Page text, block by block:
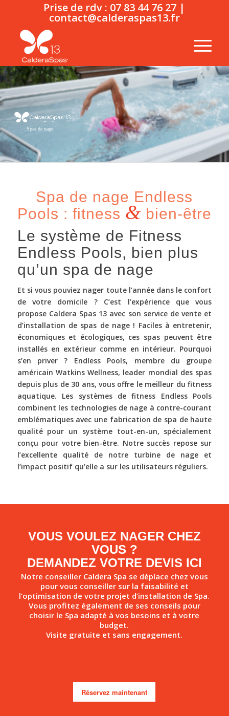
Prise de rdv : 07 83 44 76 27 |
contact@calderaspas13.fr
Spas de nage
Spa de nage Endless
Pools : fitness & bien-être
Le système de Fitness
Endless Pools, bien plus
qu’un spa de nage
Et si vous pouviez nager toute l’année dans le confort
de votre domicile ? C’est l’expérience que vous
propose Caldera Spas 13 avec son service de vente et
d’installation de spas de nage ! Faciles à entretenir,
économiques et écologiques, ces spas peuvent être
installés en extérieur comme en intérieur. Pourquoi
s’en priver ? Endless Pools, membre du groupe
américain Watkins Wellness, leader mondial des spas
depuis plus de 30 ans, vous offre le meilleur du fitness
aquatique. Les systèmes de fitness Endless Pools
combinent les technologies de nage à contre-courant
emblématiques avec une fabrication de spa de haute
qualité pour un système tout-en-un, spécialement
conçu pour votre bien-être. Notre succès repose sur
l’excellente qualité de notre turbine de nage et
l’impact positif qu’elle a sur les utilisateurs réguliers.
VOUS VOULEZ NAGER CHEZ
VOUS ?
DEMANDEZ VOTRE DEVIS ICI
Notre conseiller Caldera Spa se déplace chez vous
pour vous conseiller sur la faisabilité et
l’optimisation de votre projet d’installation de Spa.
Vous profitez également de ses conseils pour
choisir le Spa adapté à vos besoins et à votre
budget.
Visite gratuite et sans engagement.
Réservez maintenant